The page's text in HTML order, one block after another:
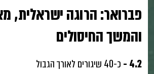
פברואר: הרוגה ישראלית,
והמשך החיסולים
4.2 -
כ-40 שיגורים לאורך הגבול